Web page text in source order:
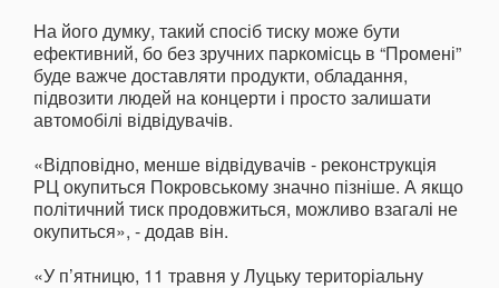
На його думку, такий спосіб тиску може бути
ефективний, бо без зручних паркомісць в “Промені”
буде важче доставляти продукти, обладання,
підвозити людей на концерти і просто залишати
автомобілі відвідувачів.
«Відповідно, менше відвідувачів - реконструкція
РЦ окупиться Покровському значно пізніше. А якщо
політичний тиск продовжиться, можливо взагалі не
окупиться», - додав він.
«У п’ятницю, 11 травня у Луцьку територіальну